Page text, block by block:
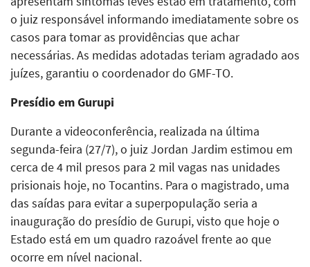
o juiz responsável informando imediatamente sobre os
casos para tomar as providências que achar
necessárias. As medidas adotadas teriam agradado aos
juízes, garantiu o coordenador do GMF-TO.
Presídio em Gurupi
Durante a videoconferência, realizada na última
segunda-feira (27/7), o juiz Jordan Jardim estimou em
cerca de 4 mil presos para 2 mil vagas nas unidades
prisionais hoje, no Tocantins. Para o magistrado, uma
das saídas para evitar a superpopulação seria a
inauguração do presídio de Gurupi, visto que hoje o
Estado está em um quadro razoável frente ao que
ocorre em nível nacional.